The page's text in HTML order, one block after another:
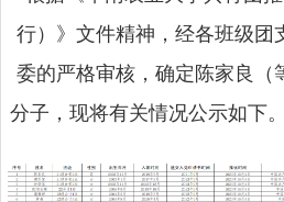
行）》文件精神，经各班级团
委的严格审核，确定陈家良（
分子，现将有关情况公示如下。